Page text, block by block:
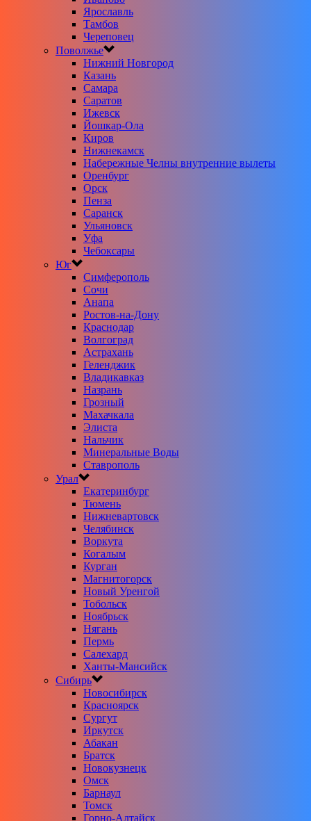
Ярославль
Тамбов
Череповец
Поволжье
Нижний Новгород
Казань
Самара
Саратов
Ижевск
Йошкар-Ола
Киров
Нижнекамск
Набережные Челны внутренние вылеты
Оренбург
Орск
Пенза
Саранск
Ульяновск
Уфа
Чебоксары
Юг
Симферополь
Сочи
Анапа
Ростов-на-Дону
Краснодар
Волгоград
Астрахань
Геленджик
Владикавказ
Назрань
Грозный
Махачкала
Элиста
Нальчик
Минеральные Воды
Ставрополь
Урал
Екатеринбург
Тюмень
Нижневартовск
Челябинск
Воркута
Когалым
Курган
Магнитогорск
Новый Уренгой
Тобольск
Ноябрьск
Нягань
Пермь
Салехард
Ханты-Мансийск
Сибирь
Новосибирск
Красноярск
Сургут
Иркутск
Абакан
Братск
Новокузнецк
Омск
Барнаул
Томск
Горно-Алтайск